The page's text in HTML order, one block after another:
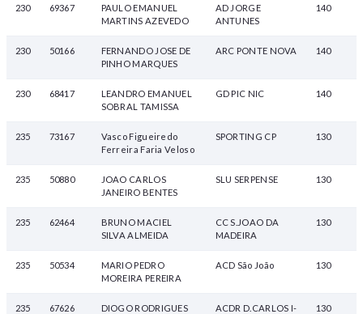
230 69367
PAULO EMANUEL
MARTINS AZEVEDO
AD JORGE
ANTUNES
140
230 50166
FERNANDO JOSE DE
PINHO MARQUES
ARC PONTE NOVA 140
230 68417
LEANDRO EMANUEL
SOBRAL TAMISSA
GD PIC NIC 140
235 73167
Vasco Figueiredo
Ferreira Faria Veloso
SPORTING CP 130
235 50880
JOAO CARLOS
JANEIRO BENTES
SLU SERPENSE 130
235 62464
BRUNO MACIEL
SILVA ALMEIDA
CC S.JOAO DA
MADEIRA
130
235 50534
MARIO PEDRO
MOREIRA PEREIRA
ACD São João 130
235 67626 DIOGO RODRIGUES ACDR D.CARLOS I- 130